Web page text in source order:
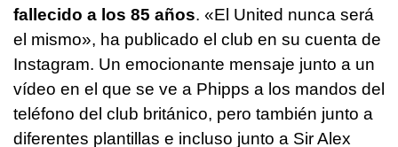
fallecido a los 85 años. «El United nunca será
el mismo», ha publicado el club en su cuenta de
Instagram. Un emocionante mensaje junto a un
vídeo en el que se ve a Phipps a los mandos del
teléfono del club británico, pero también junto a
diferentes plantillas e incluso junto a Sir Alex